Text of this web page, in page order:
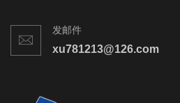
发邮件
xu781213@126.com